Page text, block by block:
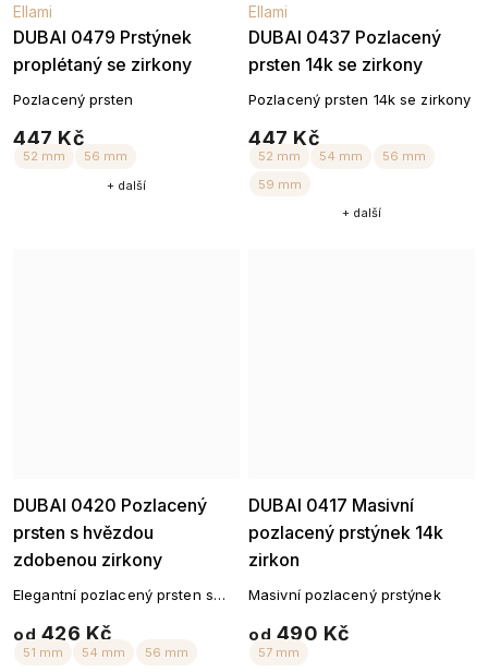
52 mm 57 mm
DUBAI 0479 Prstýnek
proplétaný se zirkony
Ellami
447 Kč
Pozlacený prsten
+ další
DUBAI 0437 Pozlacený
prsten 14k se zirkony
Ellami
447 Kč
Pozlacený prsten 14k se zirkony
+ další
DUBAI 0420 Pozlacený
prsten s hvězdou
zdobenou zirkony
Ellami
od 426 Kč
Elegantní pozlacený prsten s
třpytu.
DUBAI 0417 Masivní
pozlacený prstýnek 14k
zirkon
Ellami
od 490 Kč
Masivní pozlacený prstýnek